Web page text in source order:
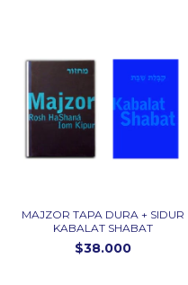
MAJZOR TAPA DURA + SIDUR
KABALAT SHABAT
$38.000